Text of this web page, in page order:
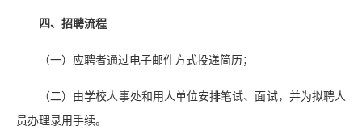
四、招聘流程
（一）应聘者通过电子邮件方式投递简历；
（二）由学校人事处和用人单位安排笔试、面试，并为拟聘人
员办理录用手续。